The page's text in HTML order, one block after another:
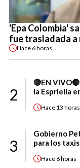
'Epa Colombia'
fue trasladada a
Hace 6 horas
2
🔴EN
la Espriella
Hace 13 horas
3
Gobierno
para los
Hace 6 horas